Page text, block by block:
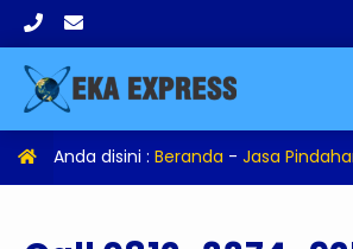
Anda disini : Beranda - Jasa